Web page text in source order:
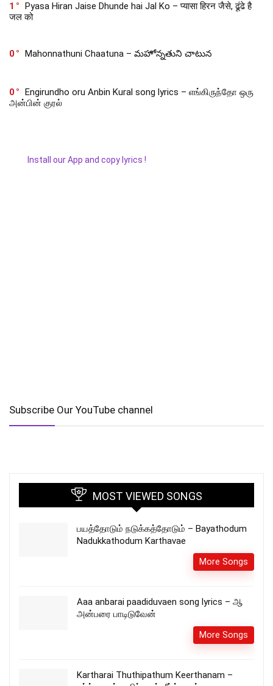
1
Pyasa Hiran Jaise Dhunde hai Jal Ko – प्यासा हिरन जैसे, ढूंढे है
जल को
0 Mahonnathuni Chaatuna – మహోన్నతుని చాటున
0
Engirundho oru Anbin Kural song lyrics – எங்கிருந்தோ ஒரு
அன்பின் குரல்
Install our App and copy lyrics !
Subscribe Our YouTube channel
MOST VIEWED SONGS
பயத்தோடும் நடுக்கத்தோடும் – Bayathodum
Nadukkathodum Karthavae
More Songs
Aaa anbarai paadiduvaen song lyrics – ஆ
அன்பரை பாடிடுவேன்
More Songs
Kartharai Thuthipathum Keerthanam –